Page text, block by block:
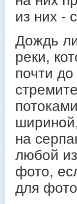
из них -
Дождь
реки,
почти
на
любой
фото,
для